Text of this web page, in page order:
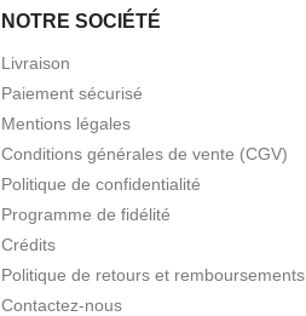
NOTRE SOCIÉTÉ
Livraison
Paiement sécurisé
Mentions légales
Conditions générales de vente (CGV)
Politique de confidentialité
Programme de fidélité
Crédits
Politique de retours et remboursements
Contactez-nous